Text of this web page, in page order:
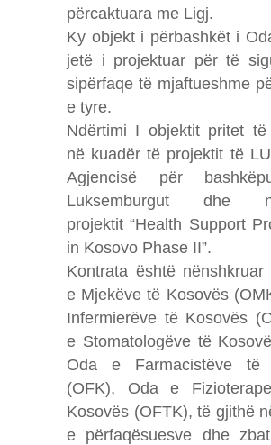
përcaktuara me Ligj.
Ky objekt i përbashkët i
jetë i projektuar për të
sipërfaqe të mjaftueshme
e tyre.
Ndërtimi I objektit pritet të
në kuadër të projektit të
Agjencisë për
Luksemburgut dhe
projektit “Health Support
in Kosovo Phase II”.
Kontrata është
e Mjekëve të Kosovës
Infermierëve të Kosovës
e Stomatologëve të
Oda e Farmacistëve të
(OFK), Oda e
Kosovës (OFTK), të gjithë
e përfaqësuesve dhe